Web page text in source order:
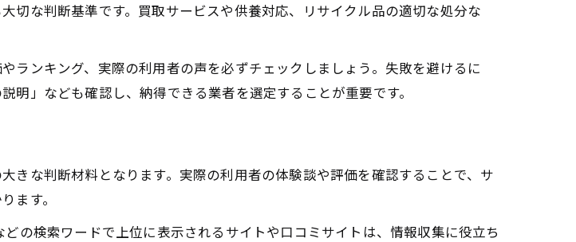
切な判断基準です。買取サービスや供養対応、リサイクル品の適切な処分な
ランキング、実際の利用者の声を必ずチェックしましょう。失敗を避けるに
」なども確認し、納得できる業者を選定することが重要です。
きな判断材料となります。実際の利用者の体験談や評価を確認することで、サ
ます。
の検索ワードで上位に表示されるサイトや口コミサイトは、情報収集に役立ち